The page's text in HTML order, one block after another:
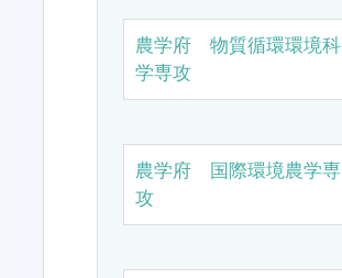
農学府 物質循環環境科
学専攻
農学府 国際環境農学専
攻